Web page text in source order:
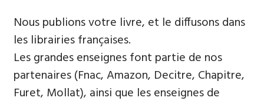
Nous publions votre livre, et le diffusons dans
les librairies françaises​.
Les grandes enseignes font partie de nos
partenaires (Fnac, Amazon, Decitre, Chapitre,
Furet, Mollat), ainsi que les enseignes de